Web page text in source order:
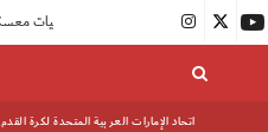
اتحاد الإمارات العربية المتحدة لكرة القدم